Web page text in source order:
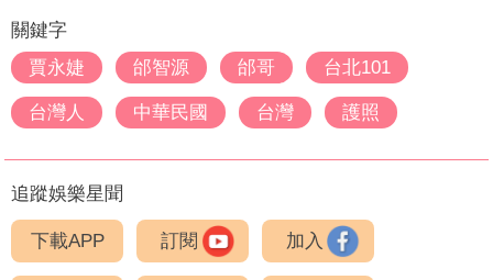
關鍵字
賈永婕
邰智源 邰哥 台北101
台灣人 中華民國 台灣 護照
追蹤娛樂星聞
下載APP 訂閱 加入